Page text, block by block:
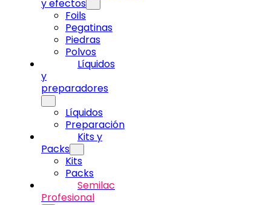
y efectos
Foils
Pegatinas
Piedras
Polvos
Líquidos
y
preparadores
Líquidos
Preparación
Kits y
Packs
Kits
Packs
Semilac
Profesional